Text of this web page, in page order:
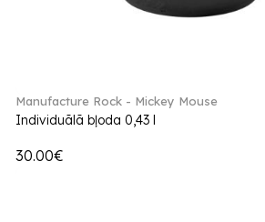
Manufacture Rock - Mickey Mouse
Individuālā bļoda 0,43 l
30.00€